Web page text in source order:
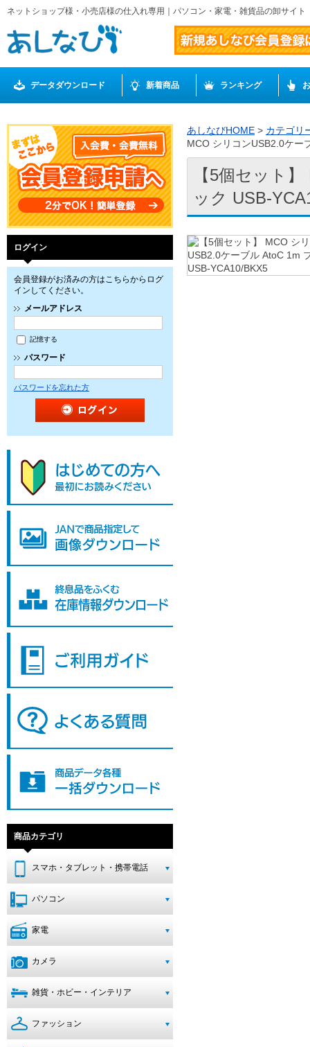
ネットショップ様・小売店様の仕入れ専用｜パソコン・家電・雑貨品の卸サイ
データダウンロード 新着商品 ランキング
ログイン
会員登録がお済みの方はこちらからログ
インしてください。
メールアドレス
記憶する
パスワード
パスワードを忘れた方
商品カテゴリ
スマホ・タブレット・携帯電話
パソコン
家電
カメラ
雑貨・ホビー・インテリア
ファッション
あしなびHOME > カテゴリ
MCO シリコンUSB2.0ケー
【5個セット
ック USB-